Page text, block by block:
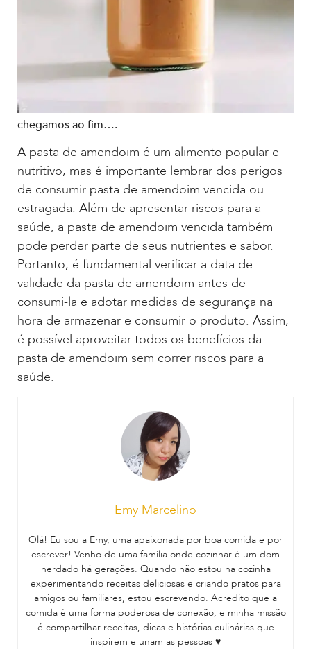
chegamos ao fim….
A pasta de amendoim é um alimento popular e
nutritivo, mas é importante lembrar dos perigos
de consumir pasta de amendoim vencida ou
estragada. Além de apresentar riscos para a
saúde, a pasta de amendoim vencida também
pode perder parte de seus nutrientes e sabor.
Portanto, é fundamental verificar a data de
validade da pasta de amendoim antes de
consumi-la e adotar medidas de segurança na
hora de armazenar e consumir o produto. Assim,
é possível aproveitar todos os benefícios da
pasta de amendoim sem correr riscos para a
saúde.
Emy Marcelino
Olá! Eu sou a Emy, uma apaixonada por boa comida e por
escrever! Venho de uma família onde cozinhar é um dom
herdado há gerações. Quando não estou na cozinha
experimentando receitas deliciosas e criando pratos para
amigos ou familiares, estou escrevendo. Acredito que a
comida é uma forma poderosa de conexão, e minha missão
é compartilhar receitas, dicas e histórias culinárias que
inspirem e unam as pessoas ♥